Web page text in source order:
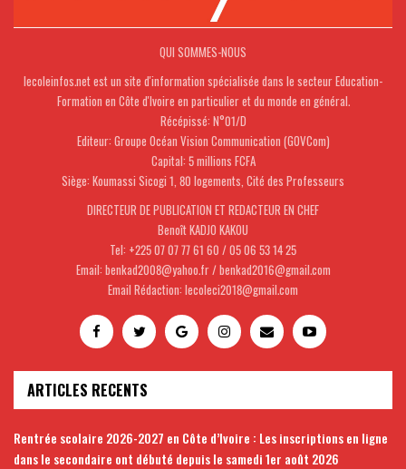
QUI SOMMES-NOUS
lecoleinfos.net est un site d'information spécialisée dans le secteur Education-
Formation en Côte d'Ivoire en particulier et du monde en général.
Récépissé: N°01/D
Editeur: Groupe Océan Vision Communication (GOVCom)
Capital: 5 millions FCFA
Siège: Koumassi Sicogi 1, 80 logements, Cité des Professeurs
DIRECTEUR DE PUBLICATION ET REDACTEUR EN CHEF
Benoît KADJO KAKOU
Tel: +225 07 07 77 61 60 / 05 06 53 14 25
Email: benkad2008@yahoo.fr / benkad2016@gmail.com
Email Rédaction: lecoleci2018@gmail.com
ARTICLES RECENTS
Rentrée scolaire 2026-2027 en Côte d’Ivoire : Les inscriptions en ligne
dans le secondaire ont débuté depuis le samedi 1er août 2026